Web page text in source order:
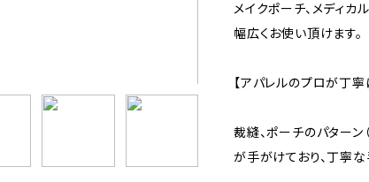
メイクポーチ、メディカ
幅広くお使い頂けます。
【アパレルのプロが丁
裁縫、ポーチのパターン
が手がけており、丁寧